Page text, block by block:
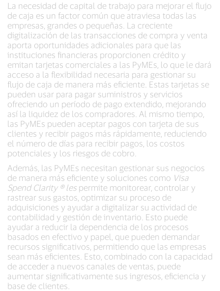
La necesidad de capital de trabajo para mejorar el flujo
de caja es un factor común que atraviesa todas las
empresas, grandes o pequeñas. La creciente
digitalización de las transacciones de compra y venta
aporta oportunidades adicionales para que las
instituciones financieras proporcionen crédito y
emitan tarjetas comerciales a las PyMEs, lo que le dará
acceso a la flexibilidad necesaria para gestionar su
flujo de caja de manera más eficiente. Estas tarjetas se
pueden usar para pagar suministros y servicios
ofreciendo un período de pago extendido, mejorando
así la liquidez de los compradores. Al mismo tiempo,
las PyMEs pueden aceptar pagos con tarjeta de sus
clientes y recibir pagos más rápidamente, reduciendo
el número de días para recibir pagos, los costos
potenciales y los riesgos de cobro.
Además, las PyMEs necesitan gestionar sus negocios
de manera más eficiente y soluciones como Visa
Spend Clarity ® lespermite monitorear, controlar y
rastrear sus gastos, optimizar su proceso de
adquisiciones y ayudar a digitalizar su actividad de
contabilidad y gestión de inventario. Esto puede
ayudar a reducir la dependencia de los procesos
basados en efectivo y papel, que pueden demandar
recursos significativos, permitiendo que las empresas
sean más eficientes. Esto, combinado con la capacidad
de acceder a nuevos canales de ventas, puede
aumentar significativamente sus ingresos, eficiencia y
base de clientes.